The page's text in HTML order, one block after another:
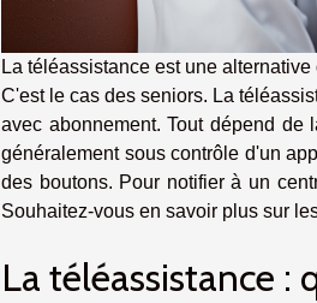
La téléassistance est une
C'est le cas des seniors. La
avec abonnement. Tout dépend
généralement sous contrôle d'un
des boutons. Pour notifier à un
Souhaitez-vous en savoir plus sur
La téléassistance :